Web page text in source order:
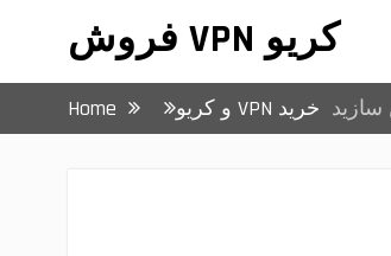
کریو VPN فروش
Home خرید VPN و کریو